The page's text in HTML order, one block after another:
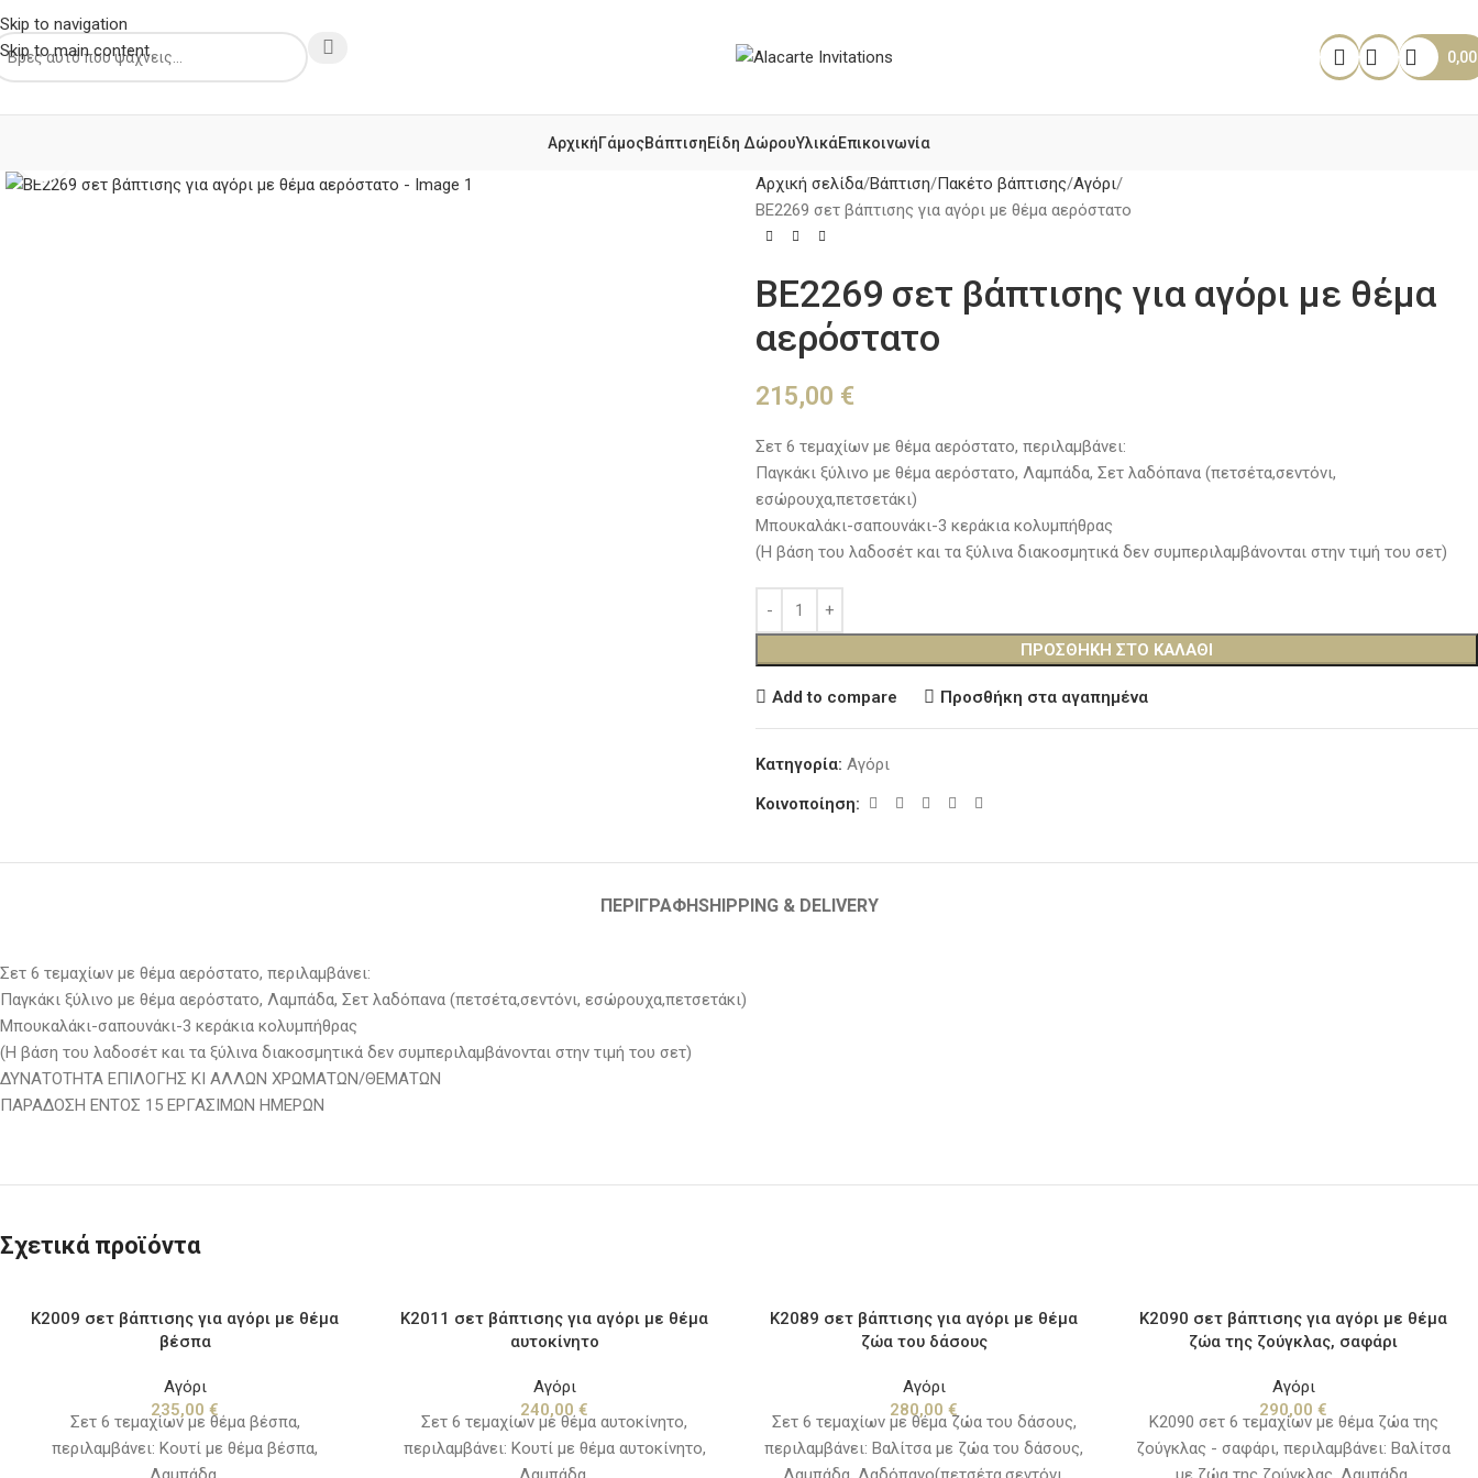
Skip to navigation
Skip to main content
ΑρχικήΓάμοςΒάπτισηΕίδη ΔώρουΥλικάΕπικοινωνία
Αρχική σελίδα Βάπτιση Πακέτο βάπτισης Αγόρι
BE2269 σετ βάπτισης για αγόρι με θέμα αερόστατο
BE2269 σετ βάπτισης για αγόρι με θέμα
αερόστατο
215,00 €
Σετ 6 τεμαχίων με θέμα αερόστατο, περιλαμβάνει:
Παγκάκι ξύλινο με θέμα αερόστατο, Λαμπάδα, Σετ λαδόπανα (πετσέτα,σεντόνι,
εσώρουχα,πετσετάκι)
Μπουκαλάκι-σαπουνάκι-3 κεράκια κολυμπήθρας
(Η βάση του λαδοσέτ και τα ξύλινα διακοσμητικά δεν συμπεριλαμβάνονται στην τιμή του σετ)
ΠΡΟΣΘΉΚΗ ΣΤΟ ΚΑΛΆΘΙ
Add to compare Προσθήκη στα αγαπημένα
Κατηγορία: Αγόρι
Κοινοποίηση:
ΠΕΡΙΓΡΑΦΉSHIPPING & DELIVERY
Σετ 6 τεμαχίων με θέμα αερόστατο, περιλαμβάνει:
Παγκάκι ξύλινο με θέμα αερόστατο, Λαμπάδα, Σετ λαδόπανα (πετσέτα,σεντόνι, εσώρουχα,πετσετάκι)
Μπουκαλάκι-σαπουνάκι-3 κεράκια κολυμπήθρας
(Η βάση του λαδοσέτ και τα ξύλινα διακοσμητικά δεν συμπεριλαμβάνονται στην τιμή του σετ)
ΔΥΝΑΤΟΤΗΤΑ ΕΠΙΛΟΓΗΣ ΚΙ ΑΛΛΩΝ ΧΡΩΜΑΤΩΝ/ΘΕΜΑΤΩΝ
ΠΑΡΑΔΟΣΗ ΕΝΤΟΣ 15 ΕΡΓΑΣΙΜΩΝ ΗΜΕΡΩΝ
Σχετικά προϊόντα
K2009 σετ βάπτισης για αγόρι με θέμα
βέσπα
Αγόρι
235,00 €
Σετ 6 τεμαχίων με θέμα βέσπα,
περιλαμβάνει: Κουτί με θέμα βέσπα,
K2011 σετ βάπτισης για αγόρι με θέμα
αυτοκίνητο
Αγόρι
240,00 €
Σετ 6 τεμαχίων με θέμα αυτοκίνητο,
περιλαμβάνει: Κουτί με θέμα αυτοκίνητο,
K2089 σετ βάπτισης για αγόρι με θέμα
ζώα του δάσους
Αγόρι
280,00 €
Σετ 6 τεμαχίων με θέμα ζώα του δάσους,
περιλαμβάνει: Βαλίτσα με ζώα του δάσους,
K2090 σετ βάπτισης για αγόρι με θέμα
ζώα της ζούγκλας, σαφάρι
Αγόρι
290,00 €
Κ2090 σετ 6 τεμαχίων με θέμα ζώα της
ζούγκλας - σαφάρι, περιλαμβάνει: Βαλίτσα